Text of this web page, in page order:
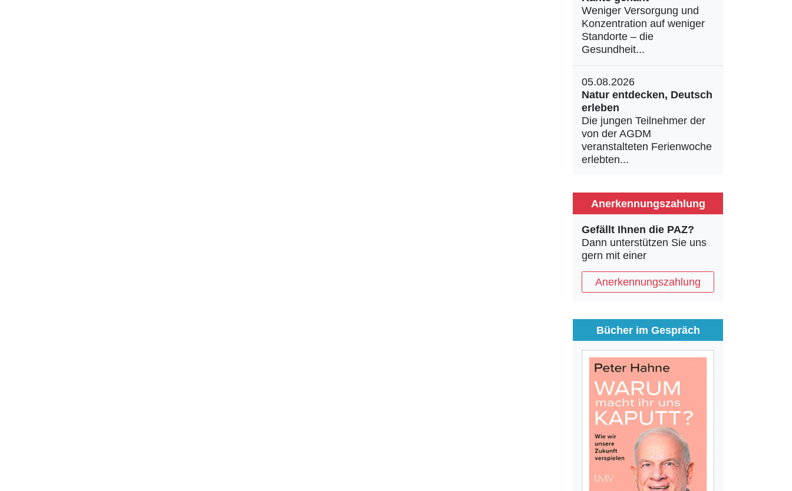
Weniger Versorgung und
Konzentration auf weniger
Standorte – die
Gesundheit...
05.08.2026
Natur entdecken, Deutsch
erleben
Die jungen Teilnehmer der
von der AGDM
veranstalteten Ferienwoche
erlebten...
Anerkennungszahlung
Gefällt Ihnen die PAZ?
Dann unterstützen Sie uns
gern mit einer
Anerkennungszahlung
Bücher im Gespräch